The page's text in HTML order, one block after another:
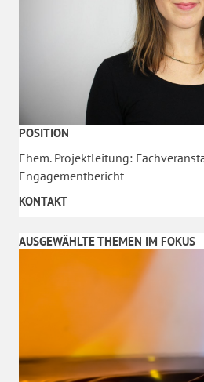
POSITION
Ehem. Projektleitung:
Engagementbericht
KONTAKT
AUSGEWÄHLTE THEMEN IM FOKUS